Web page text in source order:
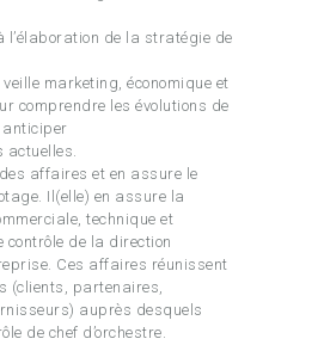
l’élaboration de la stratégie de
veille marketing, économique et
comprendre les évolutions de
anticiper
actuelles.
affaires et en assure le
Il(elle) en assure la
technique et
contrôle de la direction
Ces affaires réunissent
(clients, partenaires,
auprès desquels
de chef d’orchestre.